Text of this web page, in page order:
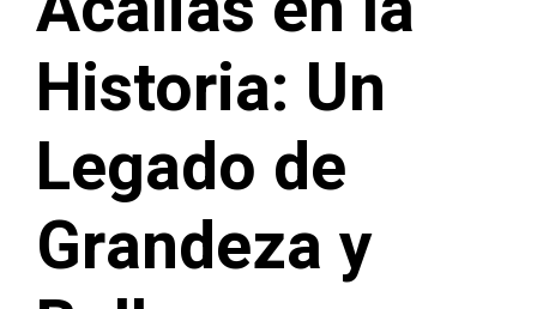
Historia: Un
Legado de
Grandeza y